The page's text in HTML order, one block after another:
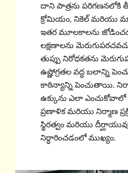
దాని పాత్రను పరిగణనలోకి
క్రోమియం, నికెల్ మరియు
ఇతర మూలకాలను
లక్షణాలను
తుప్పు నిరోధకతను
ఉష్ణోగ్రతల వద్ద బలాన్ని
కాఠిన్యాన్ని పెంచుతాయి.
ఉక్కును ఎలా ఎంచుకోవాలో
ప్రణాళిక మరియు నిర్మాణ
స్థిరత్వం మరియు
నిర్ధారించడంలో ముఖ్యం.